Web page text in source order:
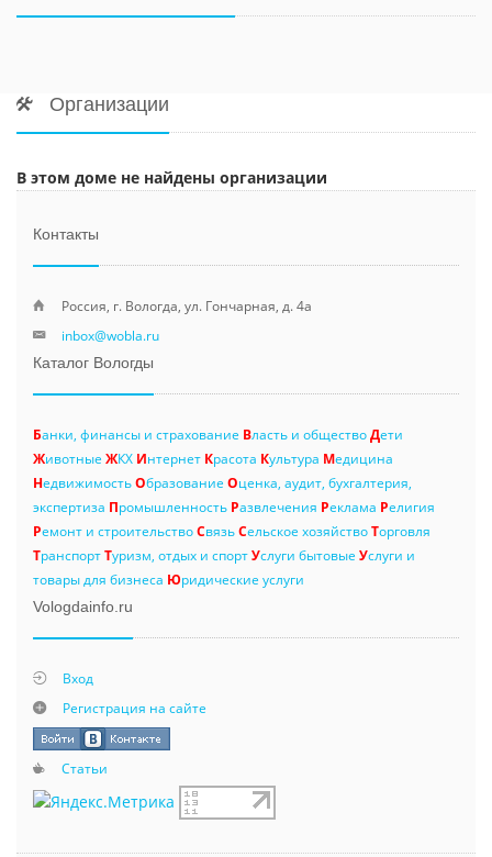
Организации
В этом доме не найдены организации
Контакты
Россия, г. Вологда, ул. Гончарная, д. 4а
inbox@wobla.ru
Каталог Вологды
Банки, финансы и страхование Власть и обществоДети
Животные ЖКХ Интернет Красота Культура Медицина
НедвижимостьОбразование Оценка, аудит, бухгалтерия,
экспертиза Промышленность Развлечения Реклама Религия
Ремонт и строительствоСвязьСельское хозяйствоТорговля
ТранспортТуризм, отдых и спортУслуги бытовые Услуги и
товары для бизнеса Юридические услуги
Vologdainfo.ru
Вход
Регистрация на сайте
Статьи